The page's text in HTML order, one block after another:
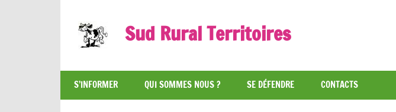
content
Sud Rural Territoires
syndicat
qui
rue
S’INFORMER QUI SOMMES NOUS ? SE DÉFENDRE CONTACTS